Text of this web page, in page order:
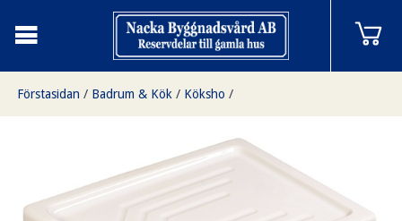
Förstasidan / Badrum & Kök / Köksho /